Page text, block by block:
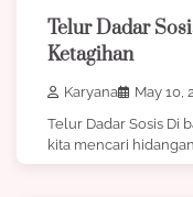
Telur Dadar
Ketagihan
Karyana
May 10,
Telur Dadar Sosis Di
kita mencari